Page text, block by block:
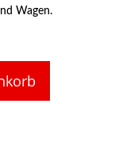
Wagen.